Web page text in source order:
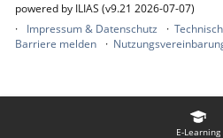
E-Learning
powered by ILIAS (v9.21 2026-07-07)
Impressum & Datenschutz
Barriere melden